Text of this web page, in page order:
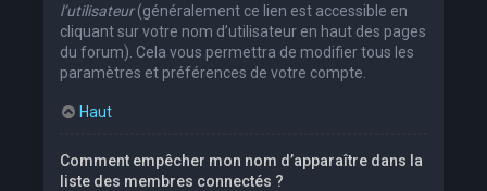
l’utilisateur(généralement ce lien est accessible en
cliquant sur votre nom d’utilisateur en haut des pages
du forum). Cela vous permettra de modifier tous les
paramètres et préférences de votre compte.
Haut
Comment empêcher mon nom d’apparaître dans la
liste des membres connectés ?